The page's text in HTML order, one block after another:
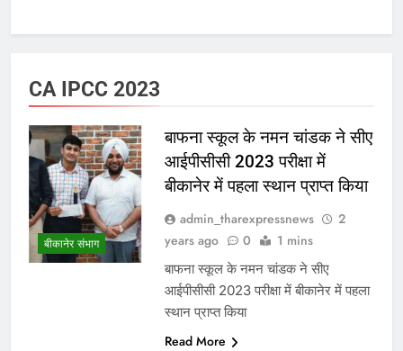
CA IPCC 2023
बीकानेर संभाग
बाफना स्कूल के नमन चांडक ने सीए
आईपीसीसी 2023 परीक्षा में
बीकानेर में पहला स्थान प्राप्त किया
admin_tharexpressnews
2
years ago
0 1 mins
बाफना स्कूल के नमन चांडक ने सीए
आईपीसीसी 2023 परीक्षा में बीकानेर में पहला
स्थान प्राप्त किया
Read More